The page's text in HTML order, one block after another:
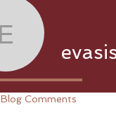
Blog Comments